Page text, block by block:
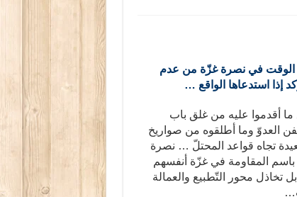
الوقت في نصرة غزّة من عدم
إذا استدعاها الواقع …
أقدموا عليه من غلق باب
العدوّ وما أطلقوه من صواريخ
تجاه قواعد المحتلّ … نصرة
باسم المقاومة في غزّة أنفسهم
تخاذل محور التّطبيع والعمالة